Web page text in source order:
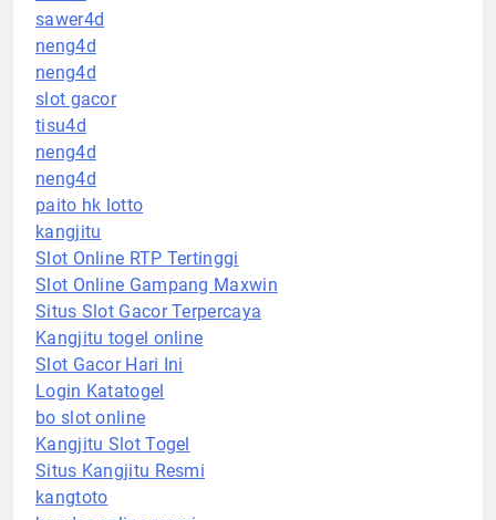
sawer4d
neng4d
neng4d
slot gacor
tisu4d
neng4d
neng4d
paito hk lotto
kangjitu
Slot Online RTP Tertinggi
Slot Online Gampang Maxwin
Situs Slot Gacor Terpercaya
Kangjitu togel online
Slot Gacor Hari Ini
Login Katatogel
bo slot online
Kangjitu Slot Togel
Situs Kangjitu Resmi
kangtoto